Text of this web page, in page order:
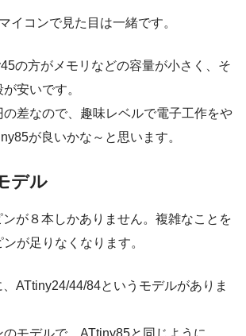
イコンで見た目は一緒です。
の方がメモリなどの容量が小さく、そ
安いです。
の差なので、趣味レベルで電子工作をや
が良いかな～と思います。
デル
が８本しかありません。複雑なことを
が足りなくなります。
ATtiny24/44/84というモデルがありま
のモデルで、ATtiny85と同じように